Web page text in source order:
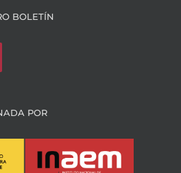
BOLETÍN
POR